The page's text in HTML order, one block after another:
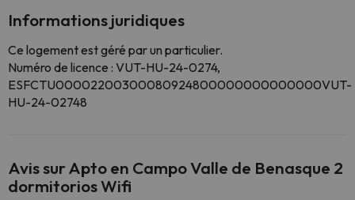
Informations juridiques
Ce logement est géré par un particulier.
Numéro de licence : VUT-HU-24-0274,
ESFCTU00002200300080924800000000000000VUT-
HU-24-02748
Avis sur Apto en Campo Valle de Benasque 2
dormitorios Wifi